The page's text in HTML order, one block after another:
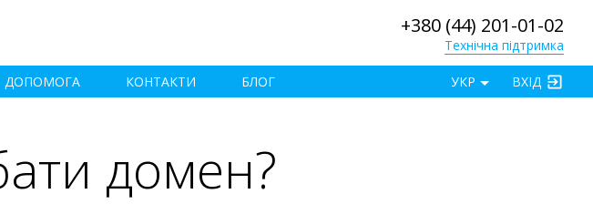
+380 (44) 201-01-02
Технічна підтримка
ДОПОМОГА КОНТАКТИ БЛОГ ВХІД
УКР
домен?